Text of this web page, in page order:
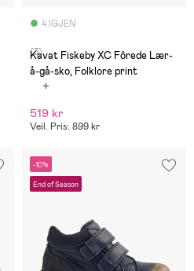
4 IGJEN
(3)
Kavat Fiskeby XC Fôrede Lær-
å-gå-sko, Folklore print
519 kr
Veil. Pris: 899 kr
-10%
End of Season